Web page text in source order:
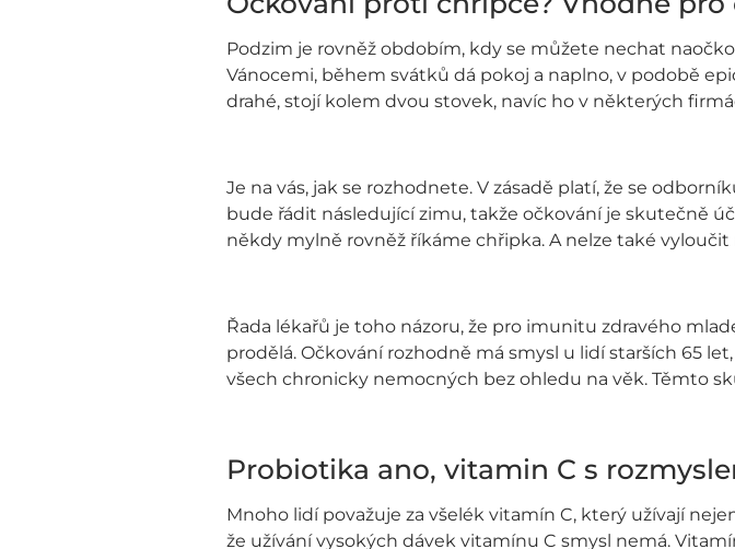
Podzim je rovněž obdobím, kdy se můžete nechat
Vánocemi, během svátků dá pokoj a naplno, v podobě
drahé, stojí kolem dvou stovek, navíc ho v některých
Je na vás, jak se rozhodnete. V zásadě platí, že se
bude řádit následující zimu, takže očkování je skutečně
někdy mylně rovněž říkáme chřipka. A nelze také
Řada lékařů je toho názoru, že pro imunitu zdravého
prodělá. Očkování rozhodně má smysl u lidí starších 65
všech chronicky nemocných bez ohledu na věk. Těmto
Probiotika ano, vitamin C s
Mnoho lidí považuje za všelék vitamín C, který užívají
že užívání vysokých dávek vitamínu C smysl nemá.